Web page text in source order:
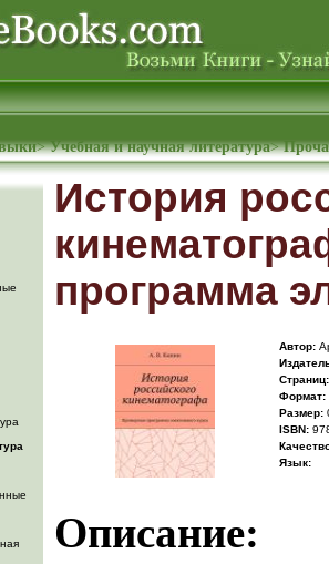
>Учебная и научная литература>
История
программа
Автор:
Cтраниц:
Формат:
Размер:
ISBN:
Язык:
Описание: